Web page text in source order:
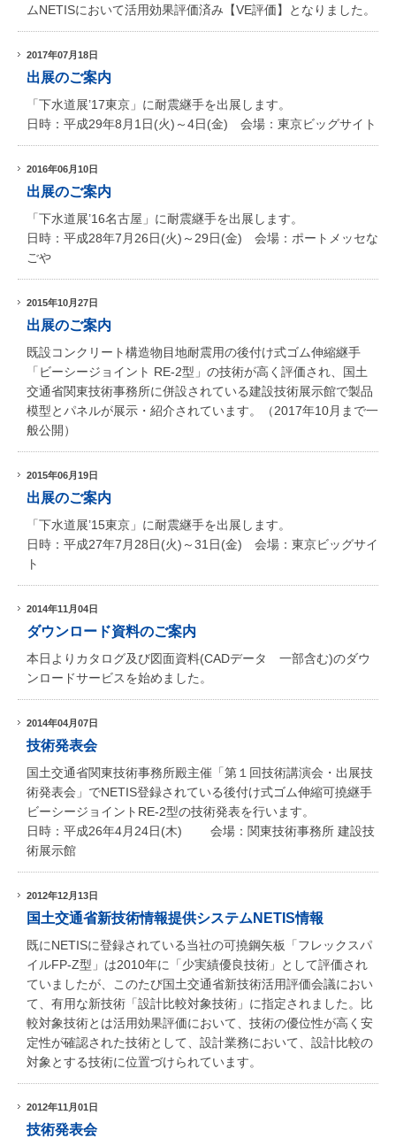
ムNETISにおいて活用効果評価済み【VE評価】となりました。
2017年07月18日
出展のご案内
「下水道展’17東京」に耐震継手を出展します。
日時：平成29年8月1日(火)～4日(金) 会場：東京ビッグサイト
2016年06月10日
出展のご案内
「下水道展’16名古屋」に耐震継手を出展します。
日時：平成28年7月26日(火)～29日(金) 会場：ポートメッセな
ごや
2015年10月27日
出展のご案内
既設コンクリート構造物目地耐震用の後付け式ゴム伸縮継手
「ビーシージョイント RE-2型」の技術が高く評価され、国土
交通省関東技術事務所に併設されている建設技術展示館で製品
模型とパネルが展示・紹介されています。（2017年10月まで一
般公開）
2015年06月19日
出展のご案内
「下水道展’15東京」に耐震継手を出展します。
日時：平成27年7月28日(火)～31日(金) 会場：東京ビッグサイ
ト
2014年11月04日
ダウンロード資料のご案内
本日よりカタログ及び図面資料(CADデータ 一部含む)のダウ
ンロードサービスを始めました。
2014年04月07日
技術発表会
国土交通省関東技術事務所殿主催「第１回技術講演会・出展技
術発表会」でNETIS登録されている後付け式ゴム伸縮可撓継手
ビーシージョイントRE-2型の技術発表を行います。
日時：平成26年4月24日(木) 会場：関東技術事務所 建設技
術展示館
2012年12月13日
国土交通省新技術情報提供システムNETIS情報
既にNETISに登録されている当社の可撓鋼矢板「フレックスパ
イルFP-Z型」は2010年に「少実績優良技術」として評価され
ていましたが、このたび国土交通省新技術活用評価会議におい
て、有用な新技術「設計比較対象技術」に指定されました。比
較対象技術とは活用効果評価において、技術の優位性が高く安
定性が確認された技術として、設計業務において、設計比較の
対象とする技術に位置づけられています。
2012年11月01日
技術発表会